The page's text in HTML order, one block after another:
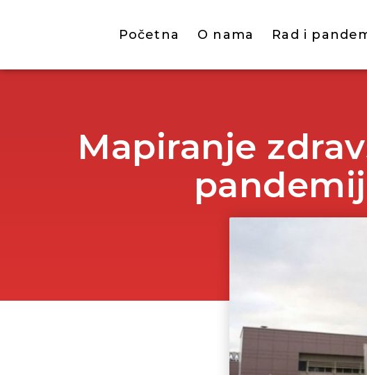
Početna O nama Rad i
Mapiranje